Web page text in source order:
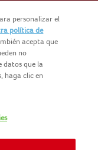
personalizar el
política de
acepta que
no
datos que la
haga clic en